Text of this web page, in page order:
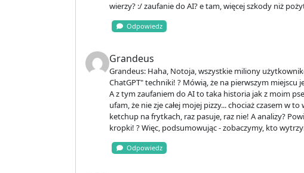
wierzy? :/ zaufanie do AI? e tam, więcej szkody niż
Odpowiedz
Grandeus
Grandeus: Haha, Notoja, wszystkie miliony
ChatGPT" techniki! ? Mówią, że na pierwszym
A z tym zaufaniem do AI to taka historia jak z moim
ufam, że nie zje całej mojej pizzy... chociaż czasem w
ketchup na frytkach, raz pasuje, raz nie! A analizy?
kropki! ? Więc, podsumowując - zobaczymy, kto
Odpowiedz